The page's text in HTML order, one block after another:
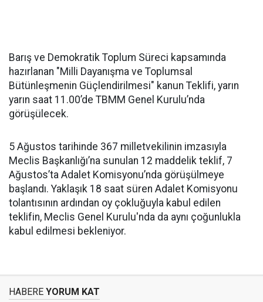
Barış ve Demokratik Toplum Süreci kapsamında
hazırlanan "Milli Dayanışma ve Toplumsal
Bütünleşmenin Güçlendirilmesi" kanun Teklifi, yarın
yarın saat 11.00’de TBMM Genel Kurulu’nda
görüşülecek.
5 Ağustos tarihinde 367 milletvekilinin imzasıyla
Meclis Başkanlığı’na sunulan 12 maddelik teklif, 7
Ağustos’ta Adalet Komisyonu’nda görüşülmeye
başlandı. Yaklaşık 18 saat süren Adalet Komisyonu
tolantısının ardından oy çokluğuyla kabul edilen
teklifin, Meclis Genel Kurulu'nda da aynı çoğunlukla
kabul edilmesi bekleniyor.
HABERE YORUM KAT